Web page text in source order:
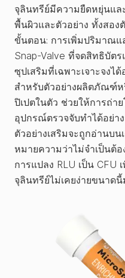
จุลินทรีย์มีความยืดหยุ่นแล
พื้นผิวและตัวอย่าง ทั้งสอง
ขั้นตอน: การเพิ่มปริมาณแ
Snap-Valve ที่จดสิทธิบัต
ซุปเสริมที่เฉพาะเจาะจงไ
สำหรับตัวอย่างผลิตภัณฑ์
ปิเปตในตัว ช่วยให้การถ่า
อุปกรณ์ตรวจจับทำได้อย่า
ตัวอย่างเสริมจะถูกอ่านบน
หมายความว่าไม่จำเป็นต้
การแปลง RLU เป็น
จุลินทรีย์ไม่เคยง่ายขนาด